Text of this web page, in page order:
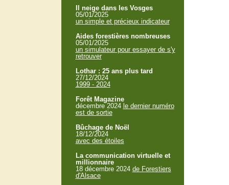
Il neige dans les Vosges
05/01/2025
un simple et précieux indicateur
Aides forestières nombreuses
05/01/2025
un simulateur pour essayer de s'y
retrouver
Lothar : 25 ans plus tard
27/12/2024
1999 - 2024
Forêt Magazine
décembre 2024 le dernier numéro
est de sortie
Bûchage de Noël
18/12/2024
avec des étoiles
La communication virtuelle et
millionnaire
18 décembre 2024 de Forestiers
d'Alsace